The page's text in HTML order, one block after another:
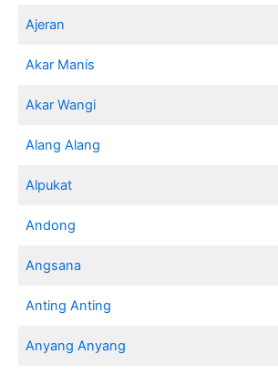
Ajeran
Akar Manis
Akar Wangi
Alang Alang
Alpukat
Andong
Angsana
Anting Anting
Anyang Anyang